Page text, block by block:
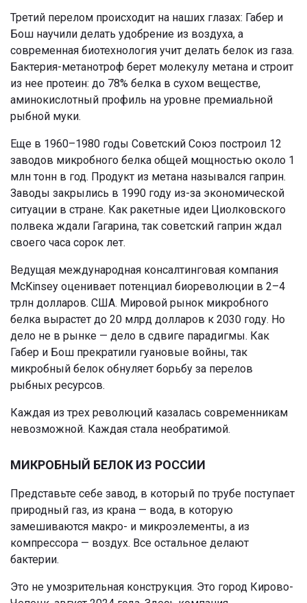
Третий перелом происходит на наших глазах: Габер и
Бош научили делать удобрение из воздуха, а
современная биотехнология учит делать белок из газа.
Бактерия-метанотроф берет молекулу метана и строит
из нее протеин: до 78% белка в сухом веществе,
аминокислотный профиль на уровне премиальной
рыбной муки.
Еще в 1960–1980 годы Советский Союз построил 12
заводов микробного белка общей мощностью около 1
млн тонн в год. Продукт из метана назывался гаприн.
Заводы закрылись в 1990 году из-за экономической
ситуации в стране. Как ракетные идеи Циолковского
полвека ждали Гагарина, так советский гаприн ждал
своего часа сорок лет.
Ведущая международная консалтинговая компания
McKinsey оценивает потенциал биореволюции в 2–4
трлн долларов. США. Мировой рынок микробного
белка вырастет до 20 млрд долларов к 2030 году. Но
дело не в рынке — дело в сдвиге парадигмы. Как
Габер и Бош прекратили гуановые войны, так
микробный белок обнуляет борьбу за перелов
рыбных ресурсов.
Каждая из трех революций казалась современникам
невозможной. Каждая стала необратимой.
МИКРОБНЫЙ БЕЛОК ИЗ РОССИИ
Представьте себе завод, в который по трубе поступает
природный газ, из крана — вода, в которую
замешиваются макро- и микроэлементы, а из
компрессора — воздух. Все остальное делают
бактерии.
Это не умозрительная конструкция. Это город Кирово-